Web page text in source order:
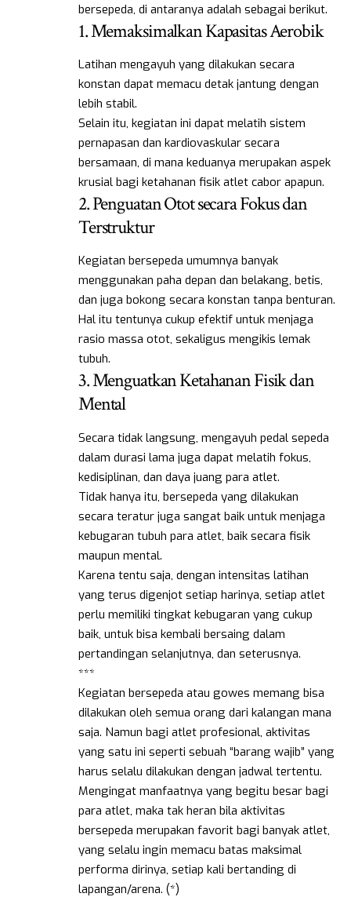
bersepeda, di antaranya adalah sebagai berikut.
1. Memaksimalkan Kapasitas Aerobik
Latihan mengayuh yang dilakukan secara
konstan dapat memacu detak jantung dengan
lebih stabil.
Selain itu, kegiatan ini dapat melatih sistem
pernapasan dan kardiovaskular secara
bersamaan, di mana keduanya merupakan aspek
krusial bagi ketahanan fisik atlet cabor apapun.
2. Penguatan Otot secara Fokus dan
Terstruktur
Kegiatan bersepeda umumnya banyak
menggunakan paha depan dan belakang, betis,
dan juga bokong secara konstan tanpa benturan.
Hal itu tentunya cukup efektif untuk menjaga
rasio massa otot, sekaligus mengikis lemak
tubuh.
3. Menguatkan Ketahanan Fisik dan
Mental
Secara tidak langsung, mengayuh pedal sepeda
dalam durasi lama juga dapat melatih fokus,
kedisiplinan, dan daya juang para atlet.
Tidak hanya itu, bersepeda yang dilakukan
secara teratur juga sangat baik untuk menjaga
kebugaran tubuh para atlet, baik secara fisik
maupun mental.
Karena tentu saja, dengan intensitas latihan
yang terus digenjot setiap harinya, setiap atlet
perlu memiliki tingkat kebugaran yang cukup
baik, untuk bisa kembali bersaing dalam
pertandingan selanjutnya, dan seterusnya.
***
Kegiatan bersepeda atau gowes memang bisa
dilakukan oleh semua orang dari kalangan mana
saja. Namun bagi atlet profesional, aktivitas
yang satu ini seperti sebuah “barang wajib” yang
harus selalu dilakukan dengan jadwal tertentu.
Mengingat manfaatnya yang begitu besar bagi
para atlet, maka tak heran bila aktivitas
bersepeda merupakan favorit bagi banyak atlet,
yang selalu ingin memacu batas maksimal
performa dirinya, setiap kali bertanding di
lapangan/arena. (*)